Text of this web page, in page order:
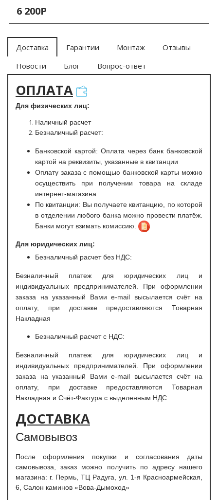
6 200Р
Доставка Гарантии Монтаж
Отзывы
Новости
Блог Вопрос-ответ
ОПЛАТА
Для физических лиц:
Наличный расчет
Безналичный расчет:
Банковской картой: Оплата через банк банковской
картой на реквизиты, указанные в квитанции
Оплату заказа с помощью банковской карты можно
осуществить при получении товара на складе
интернет-магазина
По квитанции: Вы получаете квитанцию, по которой
в отделении любого банка можно провести платёж.
Банки могут взимать комиссию.
Для юридических лиц:
Безналичный расчет без НДС:
Безналичный платеж для юридических лиц и
индивидуальных предпринимателей. При оформлении
заказа на указанный Вами e-mail высылается счёт на
оплату, при доставке предоставляются Товарная
Накладная
Безналичный расчет с НДС:
Безналичный платеж для юридических лиц и
индивидуальных предпринимателей. При оформлении
заказа на указанный Вами e-mail высылается счёт на
оплату, при доставке предоставляются Товарная
Накладная и Счёт-Фактура с выделенным НДС
ДОСТАВКА
Самовывоз
После оформления покупки и согласования даты
самовывоза, заказ можно получить по адресу нашего
магазина: г. Пермь, ТЦ Радуга, ул. 1-я Красноармейская,
6, Салон каминов «Вова-Дымоход»